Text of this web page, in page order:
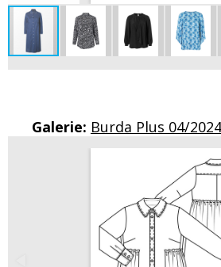
Galerie: Burda Plus 04/